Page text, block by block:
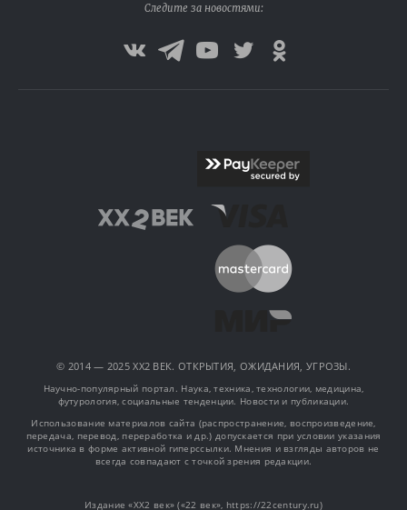
Следите за новостями:
© 2014 — 2025 XX2 ВЕК. ОТКРЫТИЯ, ОЖИДАНИЯ, УГРОЗЫ.
Научно-популярный портал. Наука, техника, технологии, медицина,
футурология, социальные тенденции. Новости и публикации.
Использование материалов сайта (распространение, воспроизведение,
передача, перевод, переработка и др.) допускается при условии указания
источника в форме активной гиперссылки. Мнения и взгляды авторов не
всегда совпадают с точкой зрения редакции.
Издание «XX2 век» («22 век», https://22century.ru)